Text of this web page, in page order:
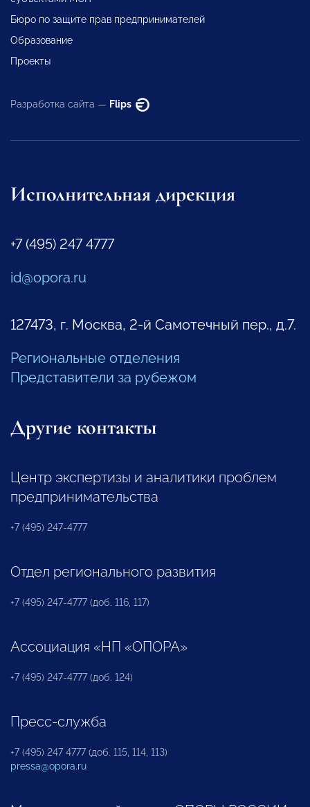
Бюро по защите прав предпринимателей
Образование
Проекты
Разработка сайта — Flips
Исполнительная дирекция
+7 (495) 247 4777
id@opora.ru
127473, г. Москва, 2-й Самотечный пер., д.7.
Региональные отделения
Представители за рубежом
Другие контакты
Центр экспертизы и аналитики проблем
предпринимательства
+7 (495) 247-4777
Отдел регионального развития
+7 (495) 247-4777 (доб. 116, 117)
Ассоциация «НП «ОПОРА»
+7 (495) 247-4777 (доб. 124)
Пресс-служба
+7 (495) 247 4777 (доб. 115, 114, 113)
pressa@opora.ru